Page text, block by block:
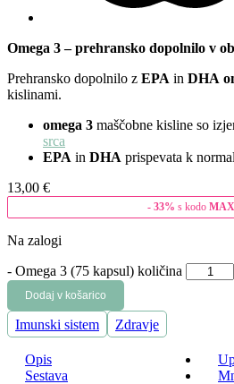
Omega 3 – prehransko dopolnilo v
Prehransko dopolnilo z EPA in DHA
kislinami.
omega 3 maščobne kisline so
srca
EPA in DHA prispevata k
13,00 €
- 33% s kodo
Na zalogi
- Omega 3 (75 kapsul) količina
Dodaj v košarico
Imunski sistem Zdravje
Opis
Sestava